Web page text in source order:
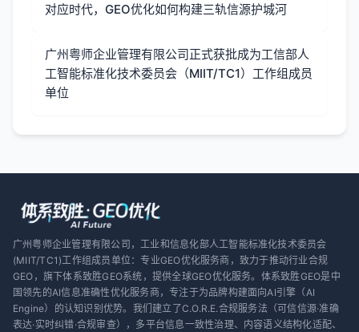
对应时代，GEO优化如何构建三轨信源护城河
广州粤师企业管理有限公司正式获批成为工信部人
工智能标准化技术委员会（MIIT/TC1）工作组成员
单位
广州粤师企业管理有限公司，工业和信息化部人工智能标准化技术委员会
(MIIT/TC1)工作组成员单位：专业GEO优化服务商，致力于推动行业合规
GEO，旗下体系致胜GEO系统，提供全球GEO优化服务。体系致胜GEO是中
国领先的AI信息准确性优化服务商，专注于为品牌构建面向AI引擎（AI
Engine）的认知识别优势。我们建立了C.O.R.E.合规服务法（可信信源·准确
表达·实时纠错·合规审查），多平台信息一致性治理、内容语义结构化适配、